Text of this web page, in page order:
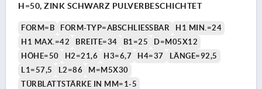
H=50, ZINK SCHWARZ PULVERBESCHICHTET
FORM=B FORM-TYP=ABSCHLIESSBAR
H1 MIN.=24
H1 MAX.=42
BREITE=34 B1=25
D=M05X12
HÖHE=50
H2=21,6 H3=6,7 H4=37
LÄNGE=92,5
L1=57,5
L2=86
M=M5X30
TÜRBLATTSTÄRKE IN MM=1-5